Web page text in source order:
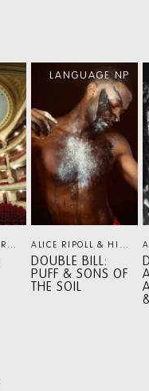
JULIDANS / INTERNATIONAAL THEATER AMSTERDAM
LANGUAGE NP
ALICE RIPOLL & HILTINHO FANTÁSTICO / SHEREE LENTING
DOUBLE BILL:
PUFF & SONS OF
THE SOIL